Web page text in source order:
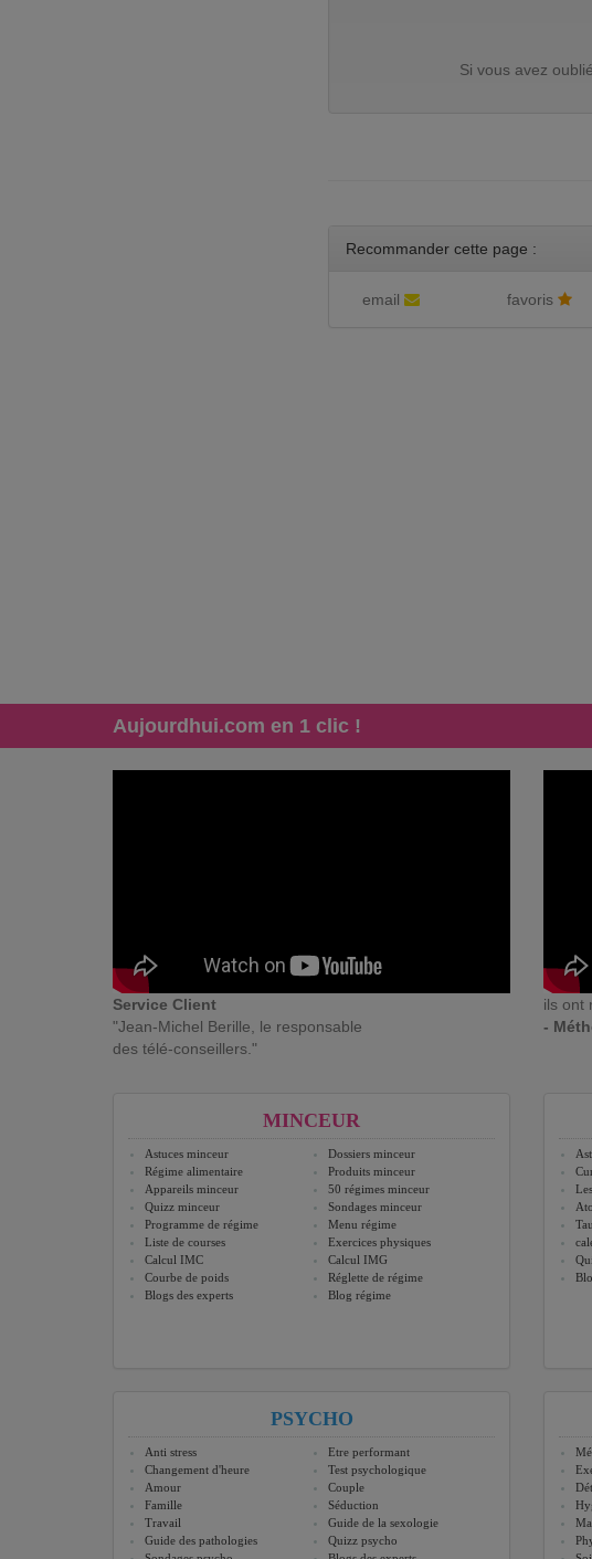
Si vous avez
Recommander cette page :
email favoris
Aujourdhui.com en 1 clic !
Service Client
"Jean-Michel Berille, le responsable
des télé-conseillers."
ils ont
-
MINCEUR
Astuces minceur
Dossiers minceur
Régime alimentaire
Produits minceur
Appareils minceur
50 régimes minceur
Quizz minceur
Sondages minceur
Programme de régime
Menu régime
Liste de courses
Exercices physiques
Calcul IMC
Calcul IMG
Courbe de poids
Réglette de régime
Blogs des experts
Blog régime
PSYCHO
Anti stress
Etre performant
Changement d'heure
Test psychologique
Amour
Couple
Famille
Séduction
Travail
Guide de la sexologie
Guide des pathologies
Quizz psycho